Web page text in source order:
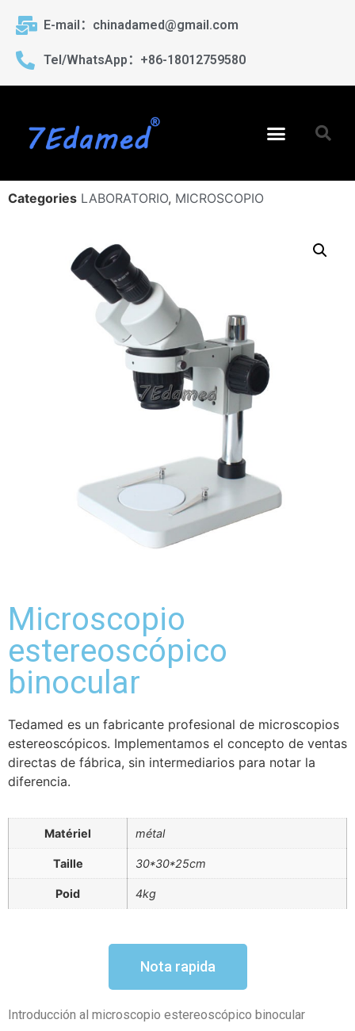
E-mail：chinadamed@gmail.com
Tel/WhatsApp：+86-18012759580
Categories LABORATORIO, MICROSCOPIO
Microscopio
estereoscópico
binocular
Tedamed es un fabricante profesional de microscopios
estereoscópicos. Implementamos el concepto de ventas
directas de fábrica, sin intermediarios para notar la
diferencia.
Matériel métal
Taille 30*30*25cm
Poid 4kg
Nota rapida
Introducción al microscopio estereoscópico binocular